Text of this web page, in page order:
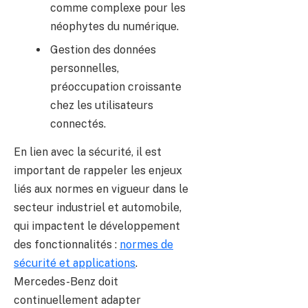
comme complexe pour les
néophytes du numérique.
Gestion des données
personnelles,
préoccupation croissante
chez les utilisateurs
connectés.
En lien avec la sécurité, il est
important de rappeler les enjeux
liés aux normes en vigueur dans le
secteur industriel et automobile,
qui impactent le développement
des fonctionnalités : normes de
sécurité et applications.
Mercedes-Benz doit
continuellement adapter